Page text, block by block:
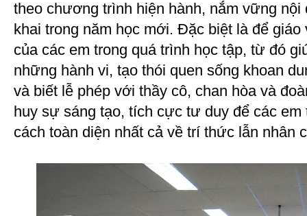
theo chương trình hiện hành, nắm vững nội
khai trong năm học mới. Đặc biệt là để
của các em trong quá trình học tập, từ đó
những hành vi, tạo thói quen sống khoan
và biết lễ phép với thầy cô, chan hòa và
huy sự sáng tạo, tích cực tư duy để các em
cách toàn diện nhất cả về trí thức lẫn nhân